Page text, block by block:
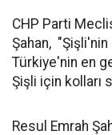
CHP Parti
Şahan,
Türkiye'nin en
Şişli için kolları
Resul Emrah